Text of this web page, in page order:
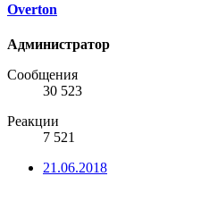
Overton
Администратор
Сообщения
30 523
Реакции
7 521
21.06.2018